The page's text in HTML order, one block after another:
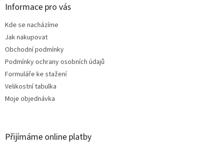
Informace pro vás
Kde se nacházíme
Jak nakupovat
Obchodní podmínky
Podmínky ochrany osobních údajů
Formuláře ke stažení
Velikostní tabulka
Moje objednávka
Přijímáme online platby